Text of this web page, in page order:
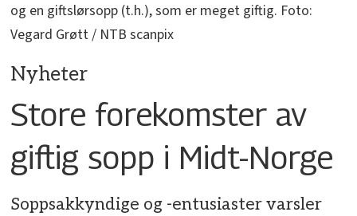
og en giftslørsopp (t.h.), som er meget giftig. Foto:
Vegard Grøtt / NTB scanpix
Nyheter
Store forekomster av
giftig sopp i Midt-Norge
Soppsakkyndige og -entusiaster varsler